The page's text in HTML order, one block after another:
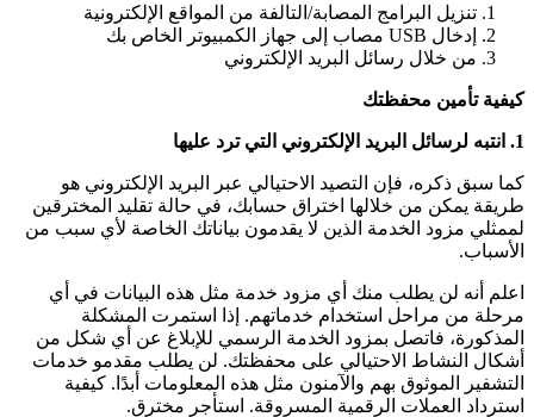
تنزيل البرامج المصابة/التالفة من المواقع الإلكترونية
إدخال USB مصاب إلى جهاز الكمبيوتر الخاص بك
من خلال رسائل البريد الإلكتروني
كيفية تأمين محفظتك
1. انتبه لرسائل البريد الإلكتروني التي ترد عليها
كما سبق ذكره، فإن التصيد الاحتيالي عبر البريد الإلكتروني هو
طريقة يمكن من خلالها اختراق حسابك، في حالة تقليد المخترقين
لممثلي مزود الخدمة الذين لا يقدمون بياناتك الخاصة لأي سبب من
الأسباب.
اعلم أنه لن يطلب منك أي مزود خدمة مثل هذه البيانات في أي
مرحلة من مراحل استخدام خدماتهم. إذا استمرت المشكلة
المذكورة، فاتصل بمزود الخدمة الرسمي للإبلاغ عن أي شكل من
أشكال النشاط الاحتيالي على محفظتك. لن يطلب مقدمو خدمات
التشفير الموثوق بهم والآمنون مثل هذه المعلومات أبدًا.
استرداد العملات الرقمية المسروقة. استأجر مخترق.